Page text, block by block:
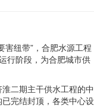
纽带”，合肥水源工程
行阶段，为合肥城市供
二期主干供水工程的中
完结封顶，各类中心设